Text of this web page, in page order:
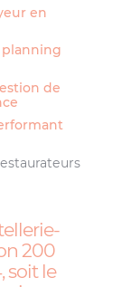
en
planning
de
200
soit le